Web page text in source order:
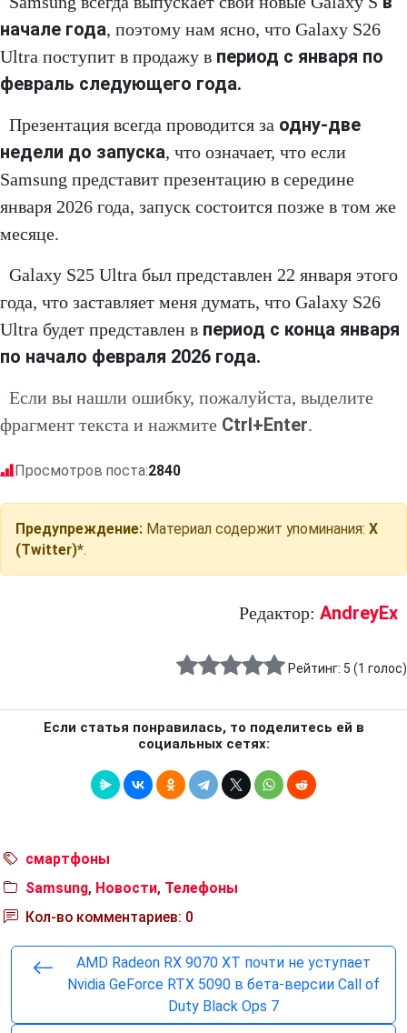
начале года, поэтому нам ясно, что Galaxy S26
Ultra поступит в продажу в период с января по
февраль следующего года.
Презентация всегда проводится за одну-две
недели до запуска, что означает, что если
Samsung представит презентацию в середине
января 2026 года, запуск состоится позже в том же
месяце.
Galaxy S25 Ultra был представлен 22 января этого
года, что заставляет меня думать, что Galaxy S26
Ultra будет представлен в период с конца января
по начало февраля 2026 года.
Если вы нашли ошибку, пожалуйста, выделите
фрагмент текста и нажмите Ctrl+Enter.
Просмотров поста:2840
Предупреждение: Материал содержит упоминания: X
(Twitter)*.
Редактор: AndreyEx
Рейтинг: 5 (1 голос)
Если статья понравилась, то поделитесь ей в
социальных сетях:
смартфоны
Samsung, Новости, Телефоны
Кол-во комментариев: 0
AMD Radeon RX 9070 XT почти не уступает
Nvidia GeForce RTX 5090 в бета-версии Call of
Duty Black Ops 7